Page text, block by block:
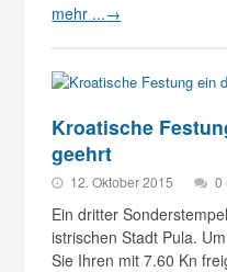
mehr ...→
Kroatische
geehrt
12. Oktober 2015 0
Ein dritter
istrischen Stadt Pula.
Sie Ihren mit 7.60 Kn